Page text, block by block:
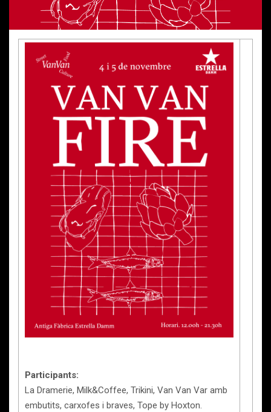
Participants:
La Dramerie, Milk&Coffee, Trikini, Van Van Var amb
embutits, carxofes i braves, Tope by Hoxton.